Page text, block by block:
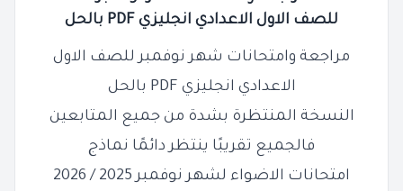
للصف الاول الاعدادي انجليزي PDF بالحل
مراجعة وامتحانات شهر نوفمبر للصف الاول
الاعدادي انجليزي PDF بالحل
النسخة المنتظرة بشدة من جميع المتابعين
فالجميع تقريبًا ينتظر دائمًا نماذج
امتحانات الاضواء لشهر نوفمبر 2025 / 2026